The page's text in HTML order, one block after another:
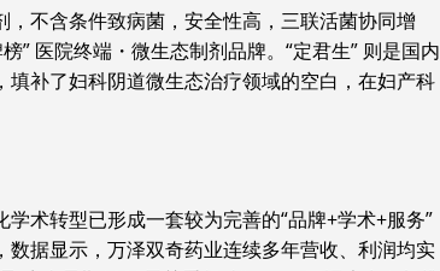
，不含条件致病菌，安全性高，三联活菌协同增
” 医院终端・微生态制剂品牌。“定君生” 则是国内
补了妇科阴道微生态治疗领域的空白，在妇产科
术转型已形成一套较为完善的“品牌+学术+服务”
据显示，万泽双奇药业连续多年营收、利润均实